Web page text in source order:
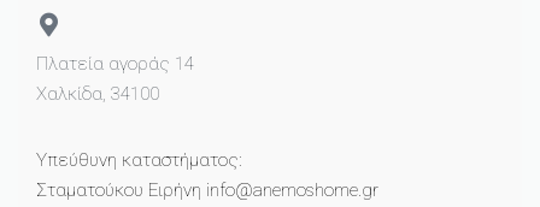
Πλατεία αγοράς 14
Χαλκίδα, 34100
Υπεύθυνη καταστήματος:
Σταματούκου Ειρήνη info@anemoshome.gr